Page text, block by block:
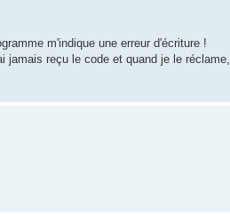
m'indique une erreur d'écriture !
jamais reçu le code et quand je le